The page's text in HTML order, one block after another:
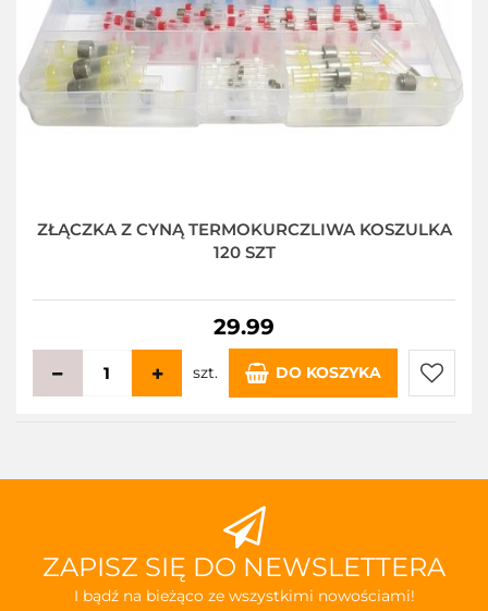
ZŁĄCZKA Z CYNĄ TERMOKURCZLIWA KOSZULKA
120 SZT
29.99
szt. DO KOSZYKA
Do
ZAPISZ SIĘ DO NEWSLETTERA
I bądź na bieżąco ze wszystkimi nowościami!